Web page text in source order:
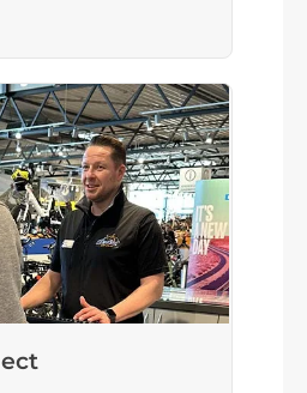
S // 29: M, L, XL
M6100-IR, Direct Attach,
Plus